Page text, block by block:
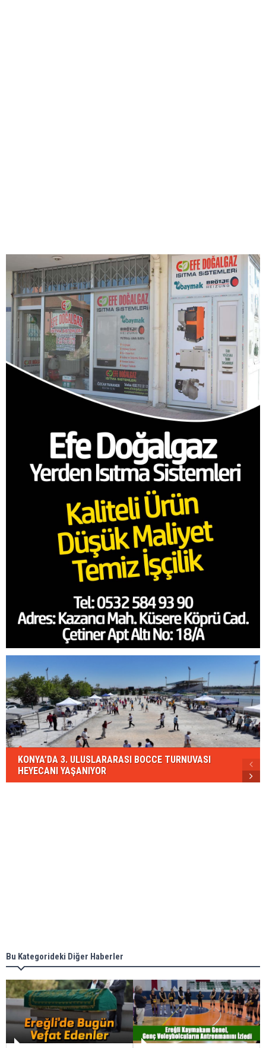
KONYA’DA 3. ULUSLARARASI BOCCE TURNUVASI
HEYECANI YAŞANIYOR
Bu Kategorideki Diğer Haberler